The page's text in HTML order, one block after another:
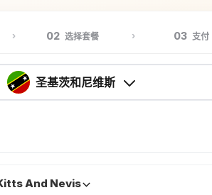
02 选择套餐 03 支付
圣基茨和尼维斯
And Nevis